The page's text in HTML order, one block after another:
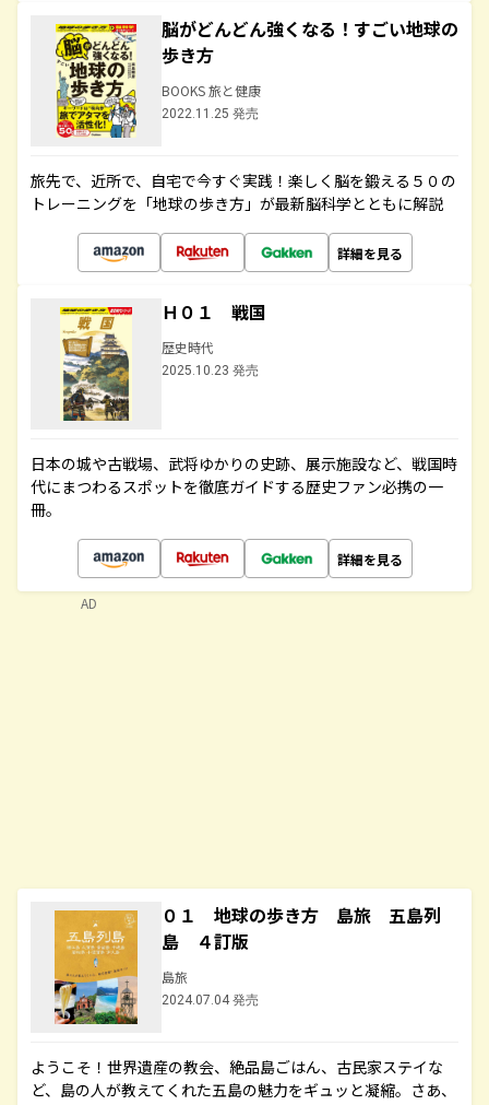
脳がどんどん強くなる！すごい地球の
歩き方
BOOKS 旅と健康
2022.11.25 発売
旅先で、近所で、自宅で今すぐ実践！楽しく脳を鍛える５０の
トレーニングを「地球の歩き方」が最新脳科学とともに解説
詳細を見る
Ｈ０１ 戦国
歴史時代
2025.10.23 発売
日本の城や古戦場、武将ゆかりの史跡、展示施設など、戦国時
代にまつわるスポットを徹底ガイドする歴史ファン必携の一
冊。
詳細を見る
０１ 地球の歩き方 島旅 五島列
島 ４訂版
島旅
2024.07.04 発売
ようこそ！世界遺産の教会、絶品島ごはん、古民家ステイな
ど、島の人が教えてくれた五島の魅力をギュッと凝縮。さあ、
AD